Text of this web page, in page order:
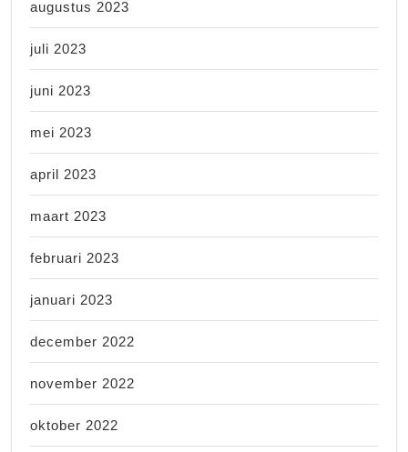
augustus 2023
juli 2023
juni 2023
mei 2023
april 2023
maart 2023
februari 2023
januari 2023
december 2022
november 2022
oktober 2022